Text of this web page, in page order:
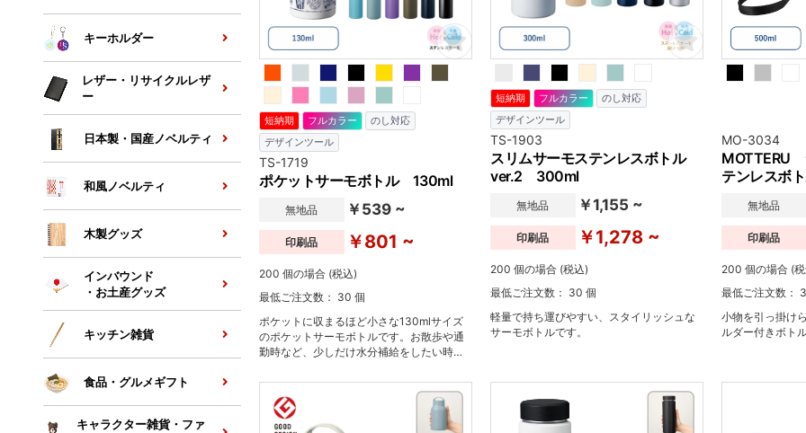
短納期 フルカラー
のし対応
デザインツール
TS-1719
ポケットサーモボトル 130ml
無地品 ￥539 ~
印刷品 ￥801 ~
200 個の場合 (税込)
最低ご注文数： 30 個
ポケットに収まるほど小さな130mlサイズ
のポケットサーモボトルです。お散歩や通
勤時など、少しだけ水分補給をしたい時に
短納期 フルカラー
のし対応
デザインツール
TS-1903
スリムサーモステンレスボトル
ver.2 300ml
無地品 ￥1,155 ~
印刷品 ￥1,278 ~
200 個の場合 (税込)
最低ご注文数： 30 個
軽量で持ち運びやすい、スタイリッシュな
サーモボトルです。
MO-3034
MOTTERU
テンレスボ
無地品
印刷品
200 個の場合 (
最低ご注文数：
小物を引っ掛け
ルダー付きボトル
キーホルダー
レザー・リサイクルレザ
ー
日本製・国産ノベルティ
和風ノベルティ
木製グッズ
インバウンド
・お土産グッズ
キッチン雑貨
食品・グルメギフト
キャラクター雑貨・ファ